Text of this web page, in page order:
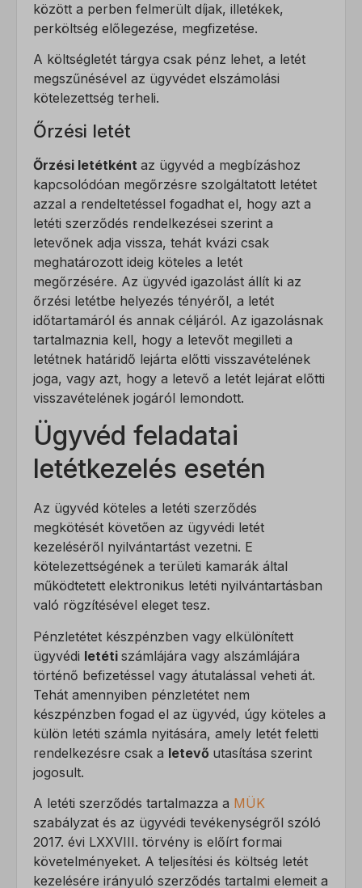
között a perben felmerült díjak, illetékek,
perköltség előlegezése, megfizetése.
A költségletét tárgya csak pénz lehet, a letét
megszűnésével az ügyvédet elszámolási
kötelezettség terheli.
Őrzési letét
Őrzési letétként az ügyvéd a megbízáshoz
kapcsolódóan megőrzésre szolgáltatott letétet
azzal a rendeltetéssel fogadhat el, hogy azt a
letéti szerződés rendelkezései szerint a
letevőnek adja vissza, tehát kvázi csak
meghatározott ideig köteles a letét
megőrzésére. Az ügyvéd igazolást állít ki az
őrzési letétbe helyezés tényéről, a letét
időtartamáról és annak céljáról. Az igazolásnak
tartalmaznia kell, hogy a letevőt megilleti a
letétnek határidő lejárta előtti visszavételének
joga, vagy azt, hogy a letevő a letét lejárat előtti
visszavételének jogáról lemondott.
Ügyvéd feladatai
letétkezelés esetén
Az ügyvéd köteles a letéti szerződés
megkötését követően az ügyvédi letét
kezeléséről nyilvántartást vezetni. E
kötelezettségének a területi kamarák által
működtetett elektronikus letéti nyilvántartásban
való rögzítésével eleget tesz.
Pénzletétet készpénzben vagy elkülönített
ügyvédi letéti számlájára vagy alszámlájára
történő befizetéssel vagy átutalással veheti át.
Tehát amennyiben pénzletétet nem
készpénzben fogad el az ügyvéd, úgy köteles a
külön letéti számla nyitására, amely letét feletti
rendelkezésre csak a letevő utasítása szerint
jogosult.
A letéti szerződés tartalmazza a MÜK
szabályzat és az ügyvédi tevékenységről szóló
2017. évi LXXVIII. törvény is előírt formai
követelményeket. A teljesítési és költség letét
kezelésére irányuló szerződés tartalmi elemeit a